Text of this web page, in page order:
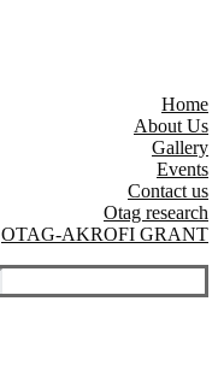
Home
About Us
Gallery
Events
Contact us
Otag research
OTAG-AKROFI GRANT